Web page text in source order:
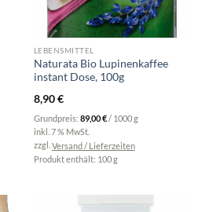
LEBENSMITTEL
Naturata Bio Lupinenkaffee
instant Dose, 100g
8,90€
Grundpreis: 89,00€/ 1000g
inkl. 7 % MwSt.
zzgl. Versand / Lieferzeiten
Produkt enthält: 100g